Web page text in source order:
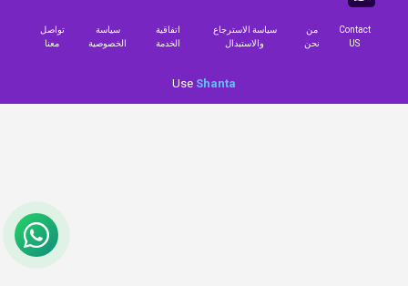
تواصل
معنا
سياسة
الخصوصية
اتفاقية
الخدمة
سياسة الاسترجاع
والاستبدال
من
نحن
Contact
US
Use Shanta